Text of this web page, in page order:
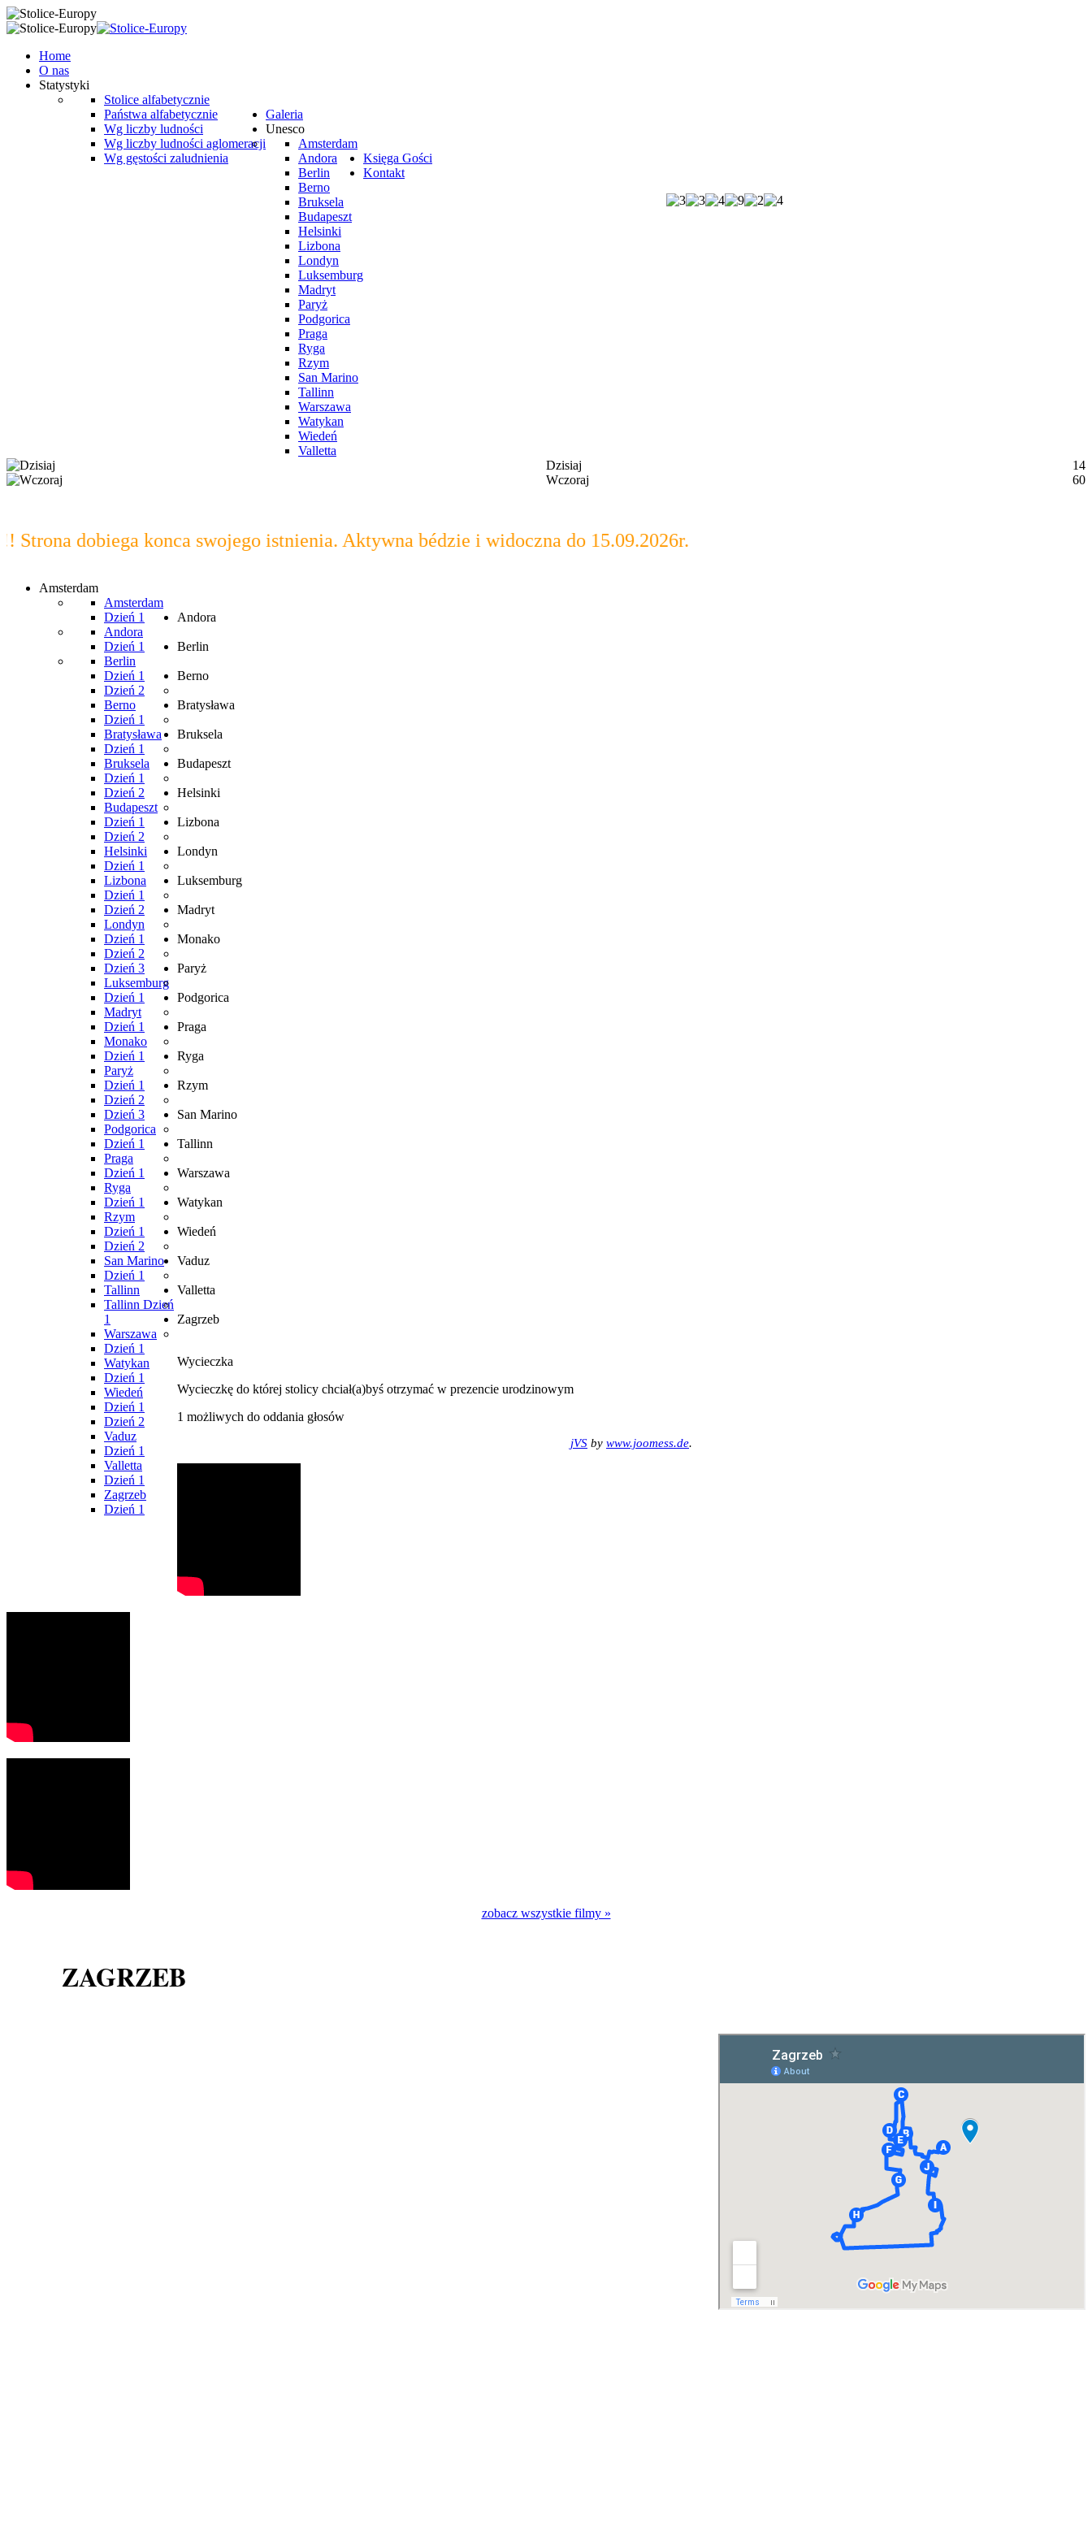
Home
O nas
Statystyki
Stolice alfabetycznie
Państwa alfabetycznie
Wg liczby ludności
Wg liczby ludności aglomeracji
Wg gęstości zaludnienia
Galeria
Unesco
Amsterdam
Andora
Berlin
Berno
Bruksela
Budapeszt
Helsinki
Lizbona
Londyn
Luksemburg
Madryt
Paryż
Podgorica
Praga
Ryga
Rzym
San Marino
Tallinn
Warszawa
Watykan
Wiedeń
Valletta
Księga Gości
Kontakt
Dzisiaj
14
Wczoraj
60
dobiega konca swojego istnienia. Aktywna bédzie i widoczna do 15.09.2026r.
Amsterdam
Amsterdam
Dzień 1
Andora
Andora
Dzień 1
Berlin
Berlin
Dzień 1
Dzień 2
Berno
Berno
Dzień 1
Bratysława
Bratysława
Dzień 1
Bruksela
Bruksela
Dzień 1
Dzień 2
Budapeszt
Budapeszt
Dzień 1
Dzień 2
Helsinki
Helsinki
Dzień 1
Lizbona
Lizbona
Dzień 1
Dzień 2
Londyn
Londyn
Dzień 1
Dzień 2
Dzień 3
Luksemburg
Luksemburg
Dzień 1
Madryt
Madryt
Dzień 1
Monako
Monako
Dzień 1
Paryż
Paryż
Dzień 1
Dzień 2
Dzień 3
Podgorica
Podgorica
Dzień 1
Praga
Praga
Dzień 1
Ryga
Ryga
Dzień 1
Rzym
Rzym
Dzień 1
Dzień 2
San Marino
San Marino
Dzień 1
Tallinn
Tallinn
Tallinn Dzień
1
Warszawa
Warszawa
Dzień 1
Watykan
Watykan
Dzień 1
Wiedeń
Wiedeń
Dzień 1
Dzień 2
Vaduz
Vaduz
Dzień 1
Valletta
Valletta
Dzień 1
Zagrzeb
Zagrzeb
Dzień 1
Wycieczka
Wycieczkę do której stolicy chciał(a)byś otrzymać w prezencie urodzinowym
1 możliwych do oddania głosów
jVS by www.joomess.de.
zobacz wszystkie filmy »
ZAGRZEB